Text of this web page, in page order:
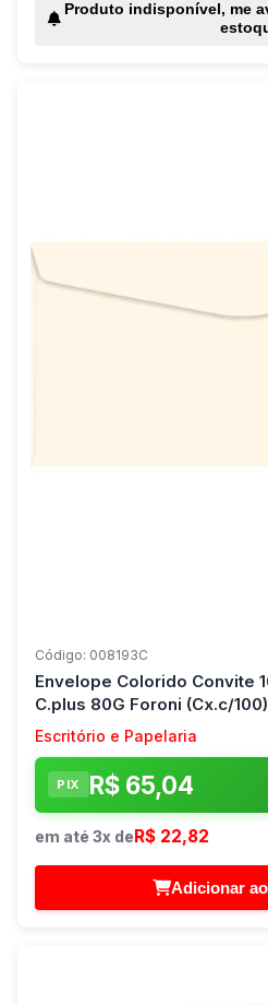
Produto indisponível, me
Código: 008193C
Envelope Colorido Convite
C.plus 80G Foroni (Cx.c/100)
Escritório e Papelaria
PIX R$ 65,04
em até 3x deR$ 22,82
Adicionar